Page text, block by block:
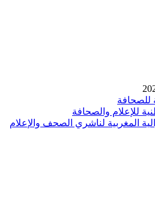
للصحافة
للإعلام والصحافة
المغربية لناشري الصحف والإعلام